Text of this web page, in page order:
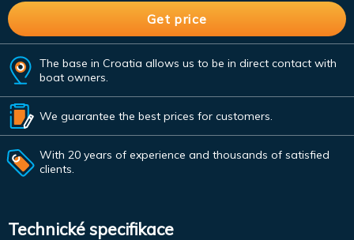
The base in Croatia allows us to be in direct contact with
boat owners.
We guarantee the best prices for customers.
With 20 years of experience and thousands of satisfied
clients.
Technické specifikace